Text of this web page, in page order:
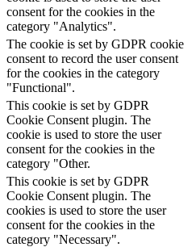
consent for the cookies in the
category "Analytics".
The cookie is set by GDPR cookie
consent to record the user consent
for the cookies in the category
"Functional".
This cookie is set by GDPR
Cookie Consent plugin. The
cookie is used to store the user
consent for the cookies in the
category "Other.
This cookie is set by GDPR
Cookie Consent plugin. The
cookies is used to store the user
consent for the cookies in the
category "Necessary".